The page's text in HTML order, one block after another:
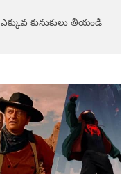
ఎక్కువ కునుకులు తీయండి